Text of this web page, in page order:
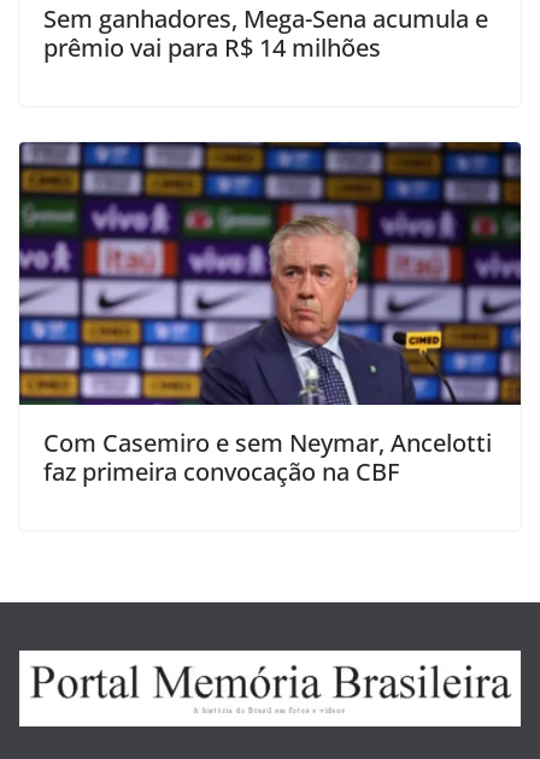
Sem ganhadores, Mega-Sena acumula e
prêmio vai para R$ 14 milhões
Com Casemiro e sem Neymar, Ancelotti
faz primeira convocação na CBF